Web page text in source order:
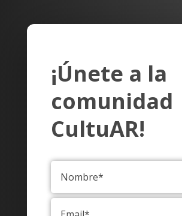
¡Únete a la
comunidad
CultuAR!